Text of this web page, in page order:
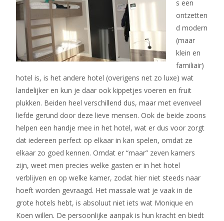
s een
ontzetten
d modern
(maar
klein en
familiair)
hotel is, is het andere hotel (overigens net zo luxe) wat
landelijker en kun je daar ook kippetjes voeren en fruit
plukken. Beiden heel verschillend dus, maar met evenveel
liefde gerund door deze lieve mensen. Ook de beide zoons
helpen een handje mee in het hotel, wat er dus voor zorgt
dat iedereen perfect op elkaar in kan spelen, omdat ze
elkaar zo goed kennen. Omdat er “maar” zeven kamers
zijn, weet men precies welke gasten er in het hotel
verblijven en op welke kamer, zodat hier niet steeds naar
hoeft worden gevraagd. Het massale wat je vaak in de
grote hotels hebt, is absoluut niet iets wat Monique en
Koen willen. De persoonlijke aanpak is hun kracht en biedt